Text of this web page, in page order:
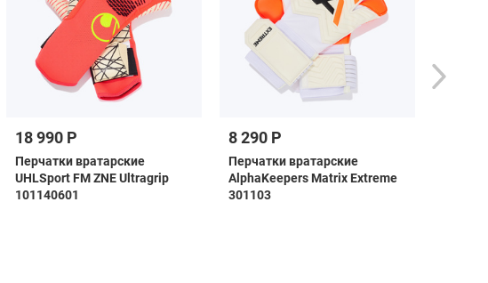
18 990 Р
Перчатки вратарские
UHLSport FM ZNE Ultragrip
101140601
8 290 Р
Перчатки вратарские
AlphaKeepers Matrix Extreme
301103